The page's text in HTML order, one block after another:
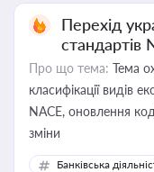
Перехід
стандартів
Про що тема: Тема
класифікації видів
NACE, оновлення
зміни
Банківська